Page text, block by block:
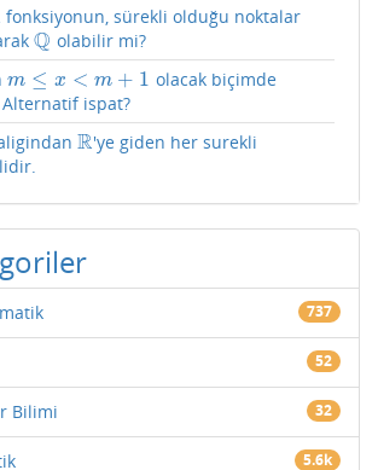
fonksiyonun, sürekli olduğu noktalar
Q
Q olabilir mi?
m ≤ x < m + 1
m≤x< m +1 olacak biçimde
Alternatif ispat?
R
R 'ye giden her surekli
737
52
Bilimi 32
5.6k